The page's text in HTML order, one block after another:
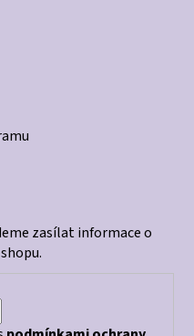
zasílat informace o